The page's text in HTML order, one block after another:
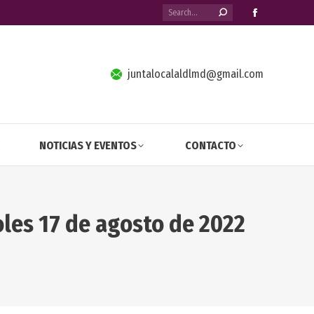
Search:
Facebook
in
juntalocalaldlmd@gmail.com
NOTICIAS Y EVENTOS CONTACTO
17 de agosto de 2022